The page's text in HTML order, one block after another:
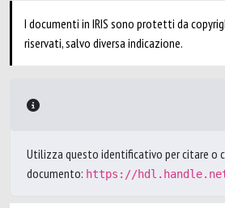
I documenti in IRIS sono protetti da
riservati, salvo diversa indicazione.
Utilizza questo identificativo per citare o
documento: https://